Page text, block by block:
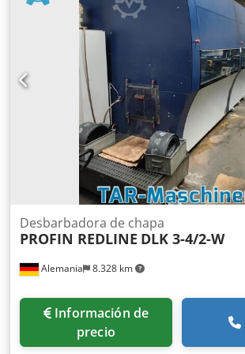
cabezales de rectificado: 2 Disposición:
(superior, inferior) Diámetro exterior de la
Velocidad de la muela: 24 m/s DETALLES
Tensión: 380 V Potencia del motor de
Dimensiones y peso Dimensiones (L x A x
x 2.700 mm Peso de la máquina: aprox.
Aqsyhn Dljpekr
Alemania 8.328 km
Desbarbadora de chapa
PROFIN REDLINE DLK 3-4/2-W
Información de
precio